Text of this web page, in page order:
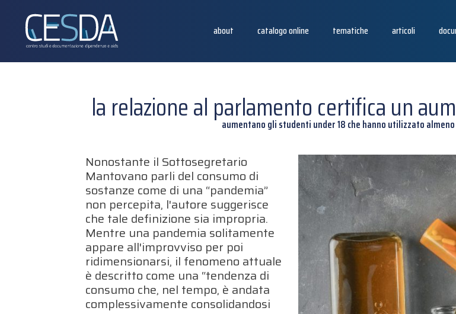
about catalogo online tematiche articoli
la relazione al parlamento certifica un
aumentano gli studenti under 18 che hanno utilizzato
Nonostante il Sottosegretario
Mantovano parli del consumo di
sostanze come di una “pandemia”
non percepita, l'autore suggerisce
che tale definizione sia impropria.
Mentre una pandemia solitamente
appare all'improvviso per poi
ridimensionarsi, il fenomeno attuale
è descritto come una “tendenza di
consumo che, nel tempo, è andata
complessivamente consolidandosi